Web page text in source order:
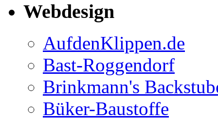
Webdesign
AufdenKlippen.de
Bast-Roggendorf
Brinkmann's
Büker-Baustoffe